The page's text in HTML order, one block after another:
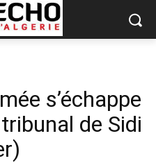
s’échappe
de Sidi